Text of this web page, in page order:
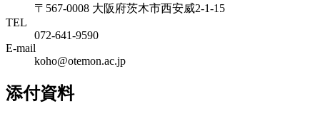
〒567-0008 大阪府茨木市西安威2-1-15
TEL
072-641-9590
E-mail
koho@otemon.ac.jp
添付資料